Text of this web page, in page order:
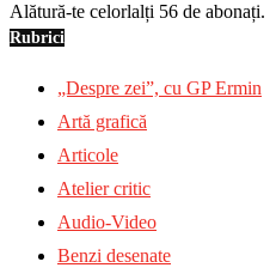
Alătură-te celorlalți 56 de abonați.
Rubrici
„Despre zei”, cu GP Ermin
Artă grafică
Articole
Atelier critic
Audio-Video
Benzi desenate